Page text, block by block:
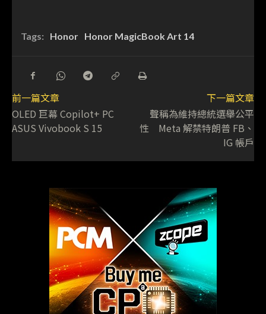
Tags: Honor Honor MagicBook Art 14
前一篇文章
OLED 巨幕 Copilot+ PC
ASUS Vivobook S 15
下一篇文章
聲稱為維持總統選舉公平
性 Meta 解禁特朗普 FB、
IG 帳戶